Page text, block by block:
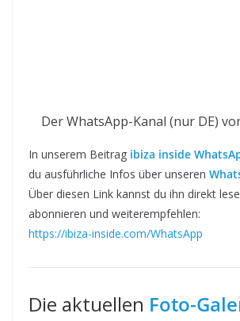
Der WhatsApp-Kanal (nur DE)
In unserem Beitrag ibiza inside
du ausführliche Infos über unseren
Über diesen Link kannst du ihn direkt
abonnieren und weiterempfehlen:
https://ibiza-inside.com/WhatsApp
Die aktuellen Foto-